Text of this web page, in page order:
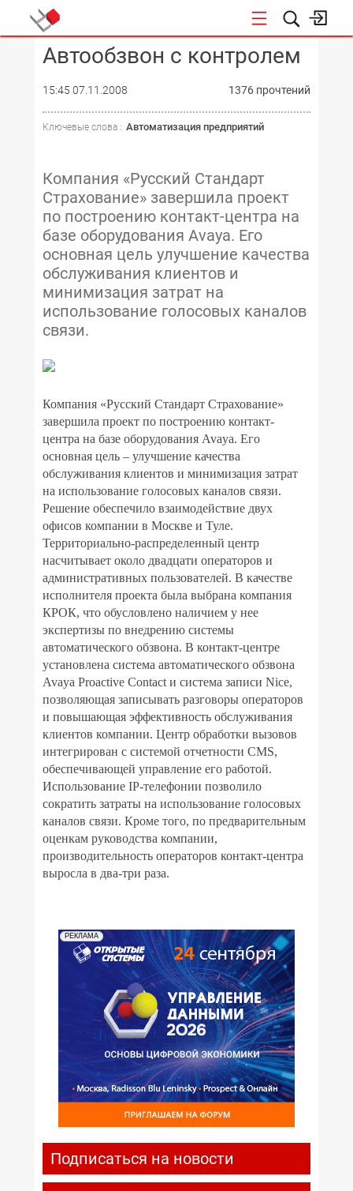
КОНФЕРЕНЦИИ
Автообзвон с контролем
15:45 07.11.2008 1376 прочтений
Ключевые слова : Автоматизация предприятий
Компания «Русский Стандарт
Страхование» завершила проект
по построению контакт-центра на
базе оборудования Avaya. Его
основная цель улучшение качества
обслуживания клиентов и
минимизация затрат на
использование голосовых каналов
связи.
Компания «Русский Стандарт Страхование»
завершила проект по построению контакт-
центра на базе оборудования Avaya. Его
основная цель – улучшение качества
обслуживания клиентов и минимизация затрат
на использование голосовых каналов связи.
Решение обеспечило взаимодействие двух
офисов компании в Москве и Туле.
Территориально-распределенный центр
насчитывает около двадцати операторов и
административных пользователей. В качестве
исполнителя проекта была выбрана компания
КРОК, что обусловлено наличием у нее
экспертизы по внедрению системы
автоматического обзвона. В контакт-центре
установлена система автоматического обзвона
Avaya Proactive Contact и система записи Nice,
позволяющая записывать разговоры операторов
и повышающая эффективность обслуживания
клиентов компании. Центр обработки вызовов
интегрирован с системой отчетности CMS,
обеспечивающей управление его работой.
Использование IP-телефонии позволило
сократить затраты на использование голосовых
каналов связи. Кроме того, по предварительным
оценкам руководства компании,
производительность операторов контакт-центра
выросла в два-три раза.
РЕКЛАМА
Подписаться на новости